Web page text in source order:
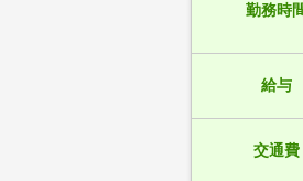
勤務時
給与
交通費